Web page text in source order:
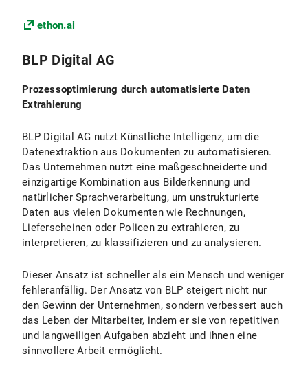
ethon.ai
BLP Digital AG
Prozessoptimierung durch automatisierte Daten
Extrahierung
BLP Digital AG nutzt Künstliche Intelligenz, um die
Datenextraktion aus Dokumenten zu automatisieren.
Das Unternehmen nutzt eine maßgeschneiderte und
einzigartige Kombination aus Bilderkennung und
natürlicher Sprachverarbeitung, um unstrukturierte
Daten aus vielen Dokumenten wie Rechnungen,
Lieferscheinen oder Policen zu extrahieren, zu
interpretieren, zu klassifizieren und zu analysieren.
Dieser Ansatz ist schneller als ein Mensch und weniger
fehleranfällig. Der Ansatz von BLP steigert nicht nur
den Gewinn der Unternehmen, sondern verbessert auch
das Leben der Mitarbeiter, indem er sie von repetitiven
und langweiligen Aufgaben abzieht und ihnen eine
sinnvollere Arbeit ermöglicht.